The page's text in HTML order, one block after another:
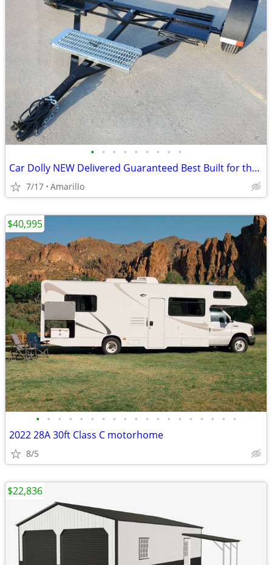
• • • • • • • • •
Car Dolly NEW Delivered Guaranteed Best Built for the Money in U.S.!
7/17 Amarillo
• • • • • • • • • • • • • • • • • • •
2022 28A 30ft Class C motorhome
8/5
$40,995
$22,836